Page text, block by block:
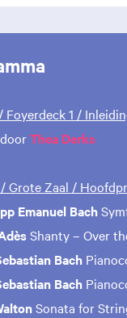
Foyerdeck 1 /
Thea Derks
/ Grote Zaal /
Emanuel Bach
Shanty – Over
Bach
Bach
Sonata for